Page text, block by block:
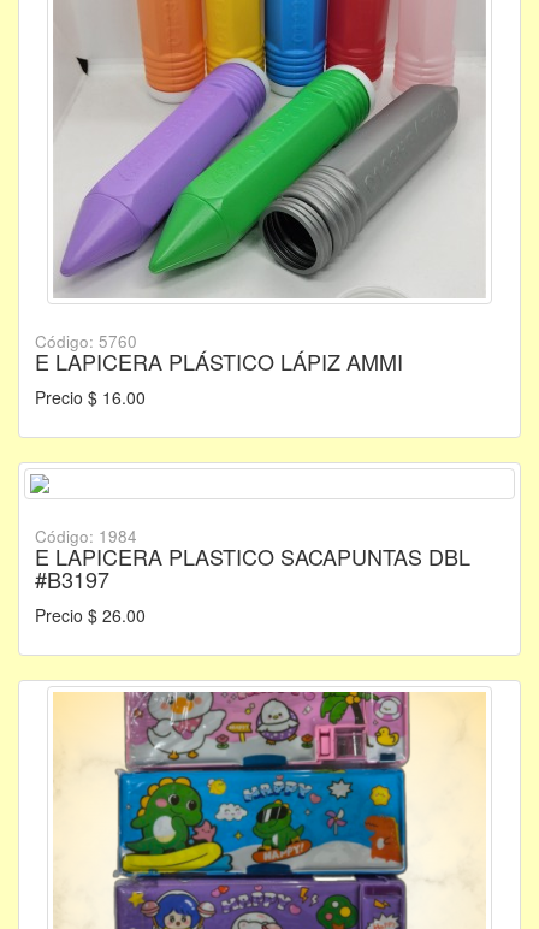
Código: 5760
E LAPICERA PLÁSTICO LÁPIZ AMMI
Precio $ 16.00
Código: 1984
E LAPICERA PLASTICO SACAPUNTAS DBL
#B3197
Precio $ 26.00